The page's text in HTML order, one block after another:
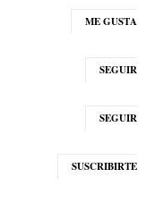
ME GUSTA
SEGUIR
SEGUIR
SUSCRIBIRTE